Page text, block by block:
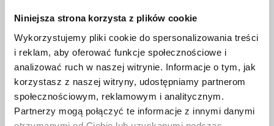
Niniejsza strona korzysta z plików cookie
Wykorzystujemy pliki cookie do spersonalizowania treści
i reklam, aby oferować funkcje społecznościowe i
analizować ruch w naszej witrynie. Informacje o tym, jak
korzystasz z naszej witryny, udostępniamy partnerom
społecznościowym, reklamowym i analitycznym.
Partnerzy mogą połączyć te informacje z innymi danymi
a z drugiej strony ma dzieci w domu. Taka sytuacja
zastała nas praktycznie z dnia na dzień i nie wszyscy
byli na nią przygotowani. Zamknięte placówki
oświatowe to jedno, ale zastąpienie dzieciom
nauczycieli w czasie, kiedy sama masz masę pracy,
to nie lada wyzwanie. To dla wielu osób – zwłaszcza
kobiet, którym towarzyszy wiele domowych